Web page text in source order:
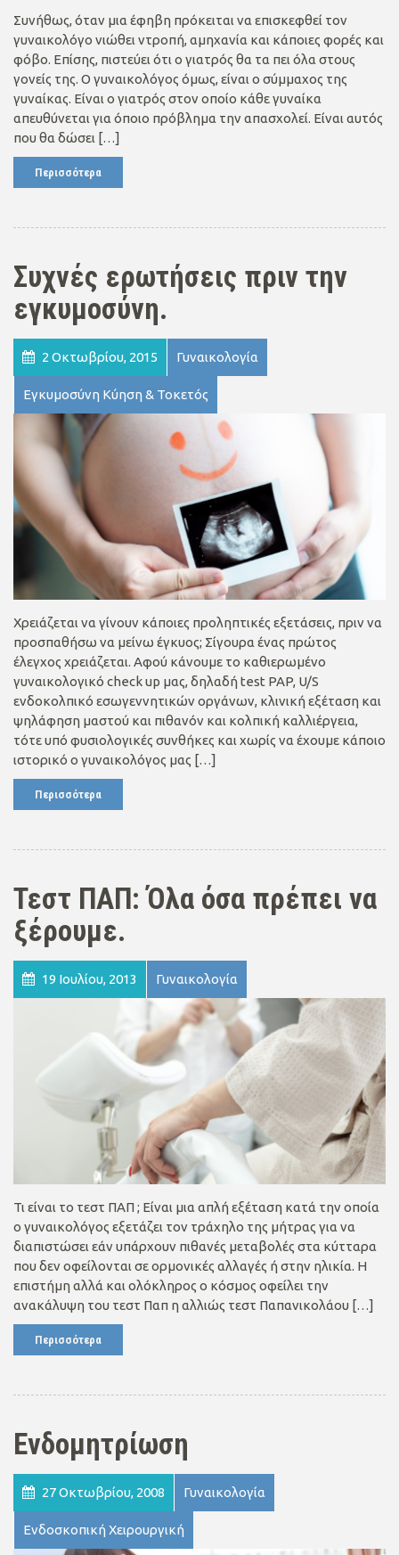
Συνήθως, όταν μια έφηβη πρόκειται να επισκεφθεί τον
γυναικολόγο νιώθει ντροπή, αμηχανία και κάποιες φορές και
φόβο. Επίσης, πιστεύει ότι ο γιατρός θα τα πει όλα στους
γονείς της. Ο γυναικολόγος όμως, είναι ο σύμμαχος της
γυναίκας. Είναι ο γιατρός στον οποίο κάθε γυναίκα
απευθύνεται για όποιο πρόβλημα την απασχολεί. Είναι αυτός
που θα δώσει […]
Περισσότερα
Συχνές ερωτήσεις πριν την
εγκυμοσύνη.
2 Οκτωβρίου, 2015 Γυναικολογία
Εγκυμοσύνη Κύηση & Τοκετός
Χρειάζεται να γίνουν κάποιες προληπτικές εξετάσεις, πριν να
προσπαθήσω να μείνω έγκυος; Σίγουρα ένας πρώτος
έλεγχος χρειάζεται. Αφού κάνουμε το καθιερωμένο
γυναικολογικό check up μας, δηλαδή test PAP, U/S
ενδοκολπικό εσωγεννητικών οργάνων, κλινική εξέταση και
ψηλάφηση μαστού και πιθανόν και κολπική καλλιέργεια,
τότε υπό φυσιολογικές συνθήκες και χωρίς να έχουμε κάποιο
ιστορικό ο γυναικολόγος μας […]
Περισσότερα
Τεστ ΠΑΠ: Όλα όσα πρέπει να
ξέρουμε.
19 Ιουλίου, 2013 Γυναικολογία
Τι είναι το τεστ ΠΑΠ ; Είναι μια απλή εξέταση κατά την οποία
ο γυναικολόγος εξετάζει τον τράχηλο της μήτρας για να
διαπιστώσει εάν υπάρχουν πιθανές μεταβολές στα κύτταρα
που δεν οφείλονται σε ορμονικές αλλαγές ή στην ηλικία. Η
επιστήμη αλλά και ολόκληρος ο κόσμος οφείλει την
ανακάλυψη του τεστ Παπ η αλλιώς τεστ Παπανικολάου […]
Περισσότερα
Ενδομητρίωση
27 Οκτωβρίου, 2008 Γυναικολογία
Ενδοσκοπική Χειρουργική